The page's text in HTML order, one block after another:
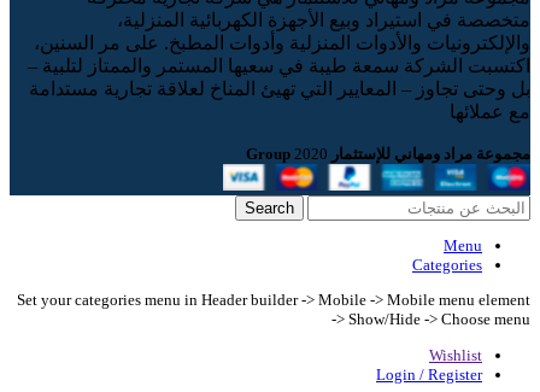
متخصصة في استيراد وبيع الأجهزة الكهربائية المنزلية،
والإلكترونيات والأدوات المنزلية وأدوات المطبخ. على مر السنين،
اكتسبت الشركة سمعة طيبة في سعيها المستمر والممتاز لتلبية –
بل وحتى تجاوز – المعايير التي تهيئ المناخ لعلاقة تجارية مستدامة
مع عملائها
مجموعة مراد ومهاني للإستثمار Group 2020
Search
Menu
Categories
Set your categories menu in Header builder -> Mobile -> Mobile menu element
-> Show/Hide -> Choose menu
Wishlist
Login / Register